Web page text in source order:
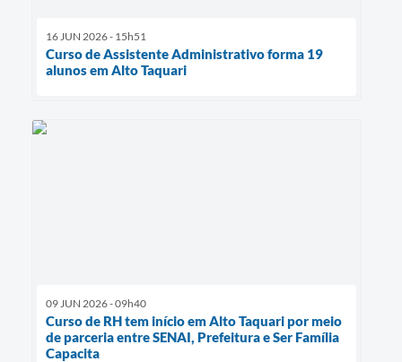
16 JUN 2026 - 15h51
Curso de Assistente Administrativo forma 19
alunos em Alto Taquari
09 JUN 2026 - 09h40
Curso de RH tem início em Alto Taquari por meio
de parceria entre SENAI, Prefeitura e Ser Família
Capacita